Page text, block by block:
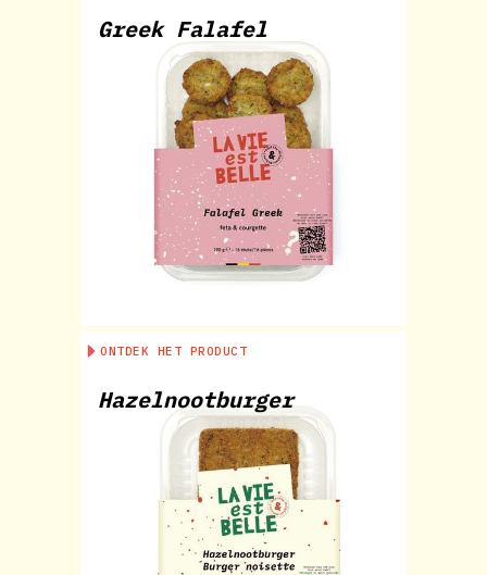
Greek Falafel
ONTDEK HET PRODUCT
Hazelnootburger